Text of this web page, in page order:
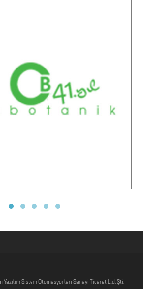
Çiçekçilik & Bitki Hastanesi
Yazılım Sistem Otomasyonları Sanayi Ticaret Ltd. Şti.